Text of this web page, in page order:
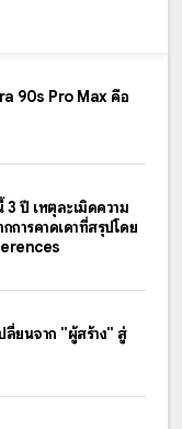
90s Pro Max คือ
ปี เหตุละเมิดความ
การคาดเดาที่สรุปโดย
ลี่ยนจาก "ผู้สร้าง" สู่